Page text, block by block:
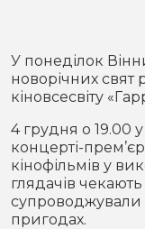
Конфлікти
Партнери
Спорт
Спорт
Футбол
Контакти
У понеділок
новорічних
кіновсесвіту
4 грудня о 19.00
концерті-
кінофільмів у
глядачів чекають
супроводжували
пригодах.